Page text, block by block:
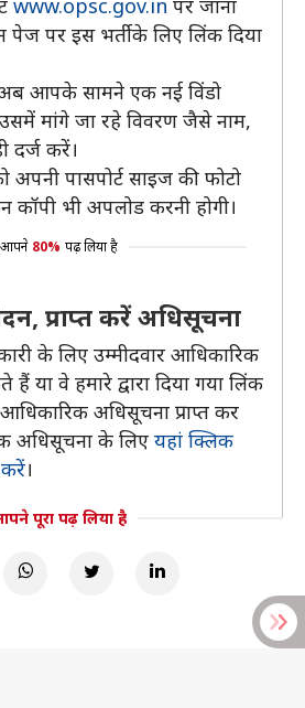
www.opsc.gov.in पर जाना
पेज पर इस भर्ती के लिए लिंक दिया
आपके सामने एक नई विंडो
मांगे जा रहे विवरण जैसे नाम,
करें।
पासपोर्ट साइज की फोटो
कॉपी भी अपलोड करनी होगी।
आपने 80% पढ़ लिया है
प्राप्त करें अधिसूचना
के लिए उम्मीदवार आधिकारिक
या वे हमारे द्वारा दिया गया लिंक
अधिसूचना प्राप्त कर
अधिसूचना के लिए यहां क्लिक
।
पूरा पढ़ लिया है